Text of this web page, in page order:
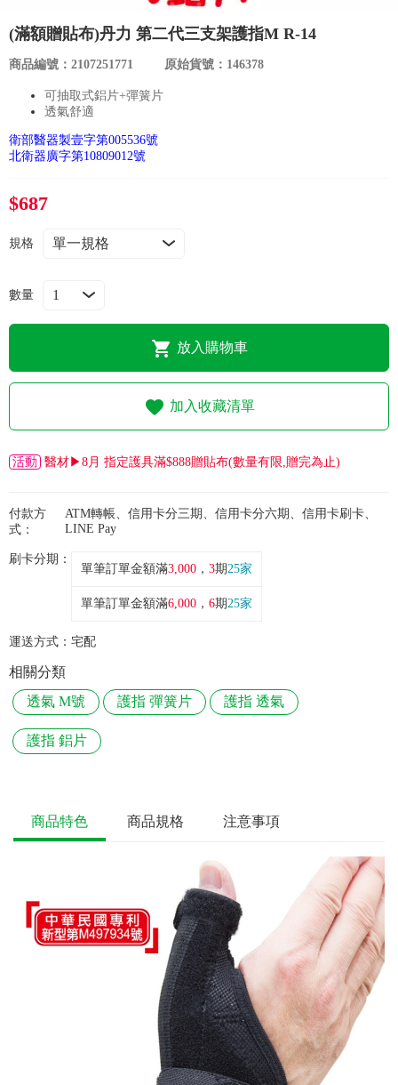
優惠活動
折價券、紅利說明
(滿額贈貼布)丹力 第二代三支架護指M R-14
商品編號：2107251771 原始貨號：146378
可抽取式鋁片+彈簧片
透氣舒適
衛部醫器製壹字第005536號
北衛器廣字第10809012號
$687
規格
數量
放入購物車
加入收藏清單
活動 醫材▶8月 指定護具滿$888贈貼布(數量有限,贈完為止)
付款方
式：
ATM轉帳、信用卡分三期、信用卡分六期、信用卡刷卡、
LINE Pay
刷卡分期：
單筆訂單金額滿3,000 ， 3期25家
單筆訂單金額滿6,000 ， 6期25家
運送方式： 宅配
相關分類
透氣 M號
護指 彈簧片 護指 透氣
護指 鋁片
商品特色 商品規格 注意事項